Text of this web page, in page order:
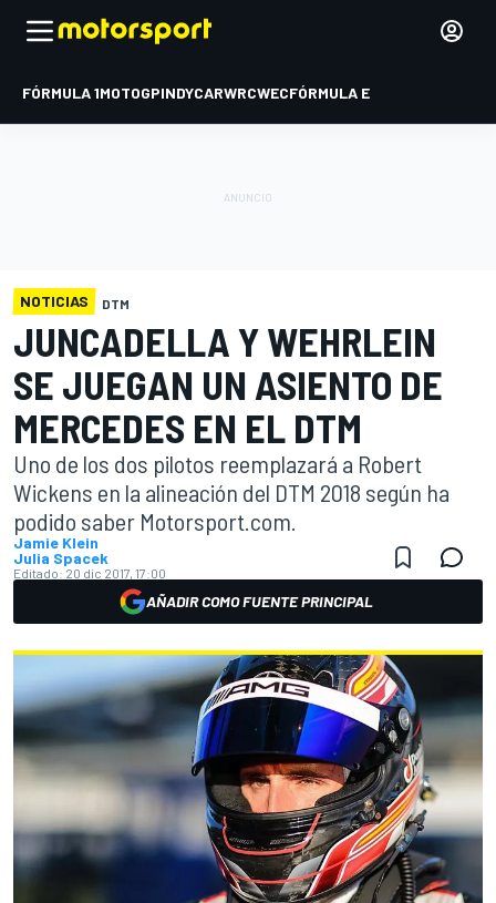
FÓRMULA 1MOTOGPINDYCARWRCWECFÓRMULA E
NOTICIAS DTM
JUNCADELLA Y WEHRLEIN
SE JUEGAN UN ASIENTO DE
MERCEDES EN EL DTM
Uno de los dos pilotos reemplazará a Robert
Wickens en la alineación del DTM 2018 según ha
podido saber Motorsport.com.
Jamie Klein
Julia Spacek
Editado: 20 dic 2017, 17:00
AÑADIR COMO FUENTE PRINCIPAL